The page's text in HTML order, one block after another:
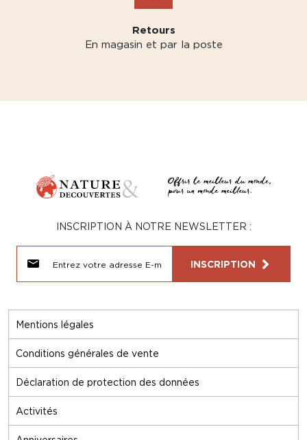
Retours
En magasin et par la poste
Mentions légales
Conditions générales de vente
Déclaration de protection des données
Activités
INSCRIPTION À NOTRE NEWSLETTER :
INSCRIPTION